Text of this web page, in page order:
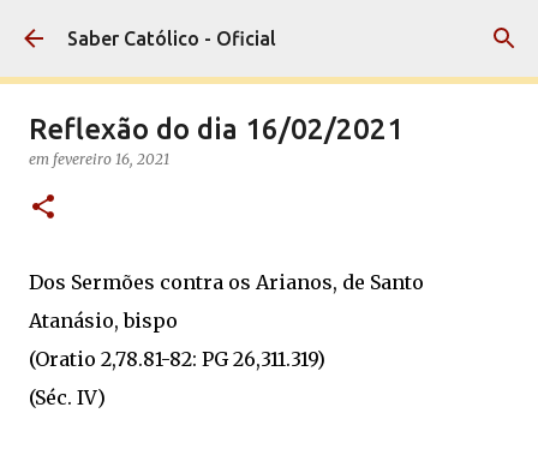
Pular para o conteúdo principal
Saber Católico - Oficial
Reflexão do dia 16/02/2021
em fevereiro 16, 2021
Dos Sermões contra os Arianos, de Santo
Atanásio, bispo
(Oratio 2,78.81-82: PG 26,311.319)
(Séc. IV)